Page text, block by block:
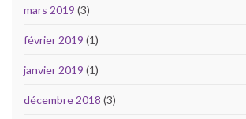
mars 2019 (3)
février 2019 (1)
janvier 2019 (1)
décembre 2018 (3)